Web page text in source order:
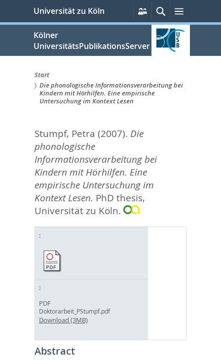
springen
Universität zu Köln
Persönliche
Services
SucheMenü
Kölner
UniversitätsPublikationsServer
Sie
hier:
Start
Die phonologische Informationsverarbeitung bei
Kindern mit Hörhilfen. Eine empirische
Untersuchung im Kontext Lesen
Stumpf, Petra (2007). Die
phonologische
Informationsverarbeitung bei
Kindern mit Hörhilfen. Eine
empirische Untersuchung im
Kontext Lesen. PhD thesis,
Universität zu Köln.
PDF
Doktorarbeit_PStumpf.pdf
Download (3MB)
Abstract